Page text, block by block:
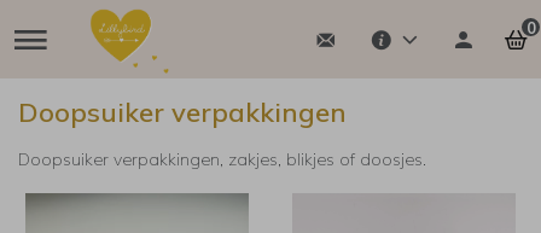
0
Doopsuiker verpakkingen
Doopsuiker verpakkingen, zakjes, blikjes of doosjes.